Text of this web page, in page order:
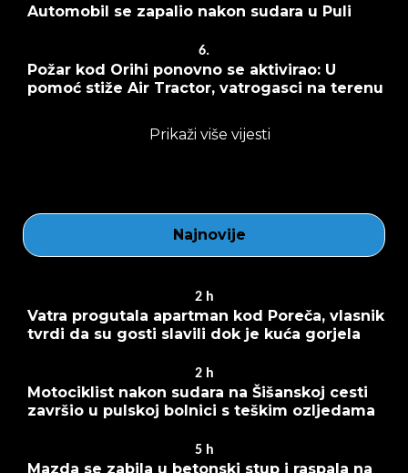
Automobil se zapalio nakon sudara u Puli
6.
Požar kod Orihi ponovno se aktivirao: U
pomoć stiže Air Tractor, vatrogasci na terenu
Prikaži više vijesti
Najnovije
2 h
Vatra progutala apartman kod Poreča, vlasnik
tvrdi da su gosti slavili dok je kuća gorjela
2 h
Motociklist nakon sudara na Šišanskoj cesti
završio u pulskoj bolnici s teškim ozljedama
5 h
Mazda se zabila u betonski stup i raspala na